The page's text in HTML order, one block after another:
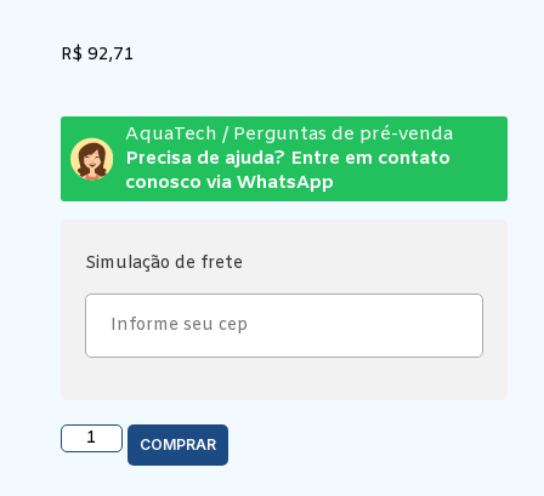
R$ 92,71
AquaTech / Perguntas de pré-venda
Precisa de ajuda? Entre em contato
conosco via WhatsApp
Simulação de frete
COMPRAR